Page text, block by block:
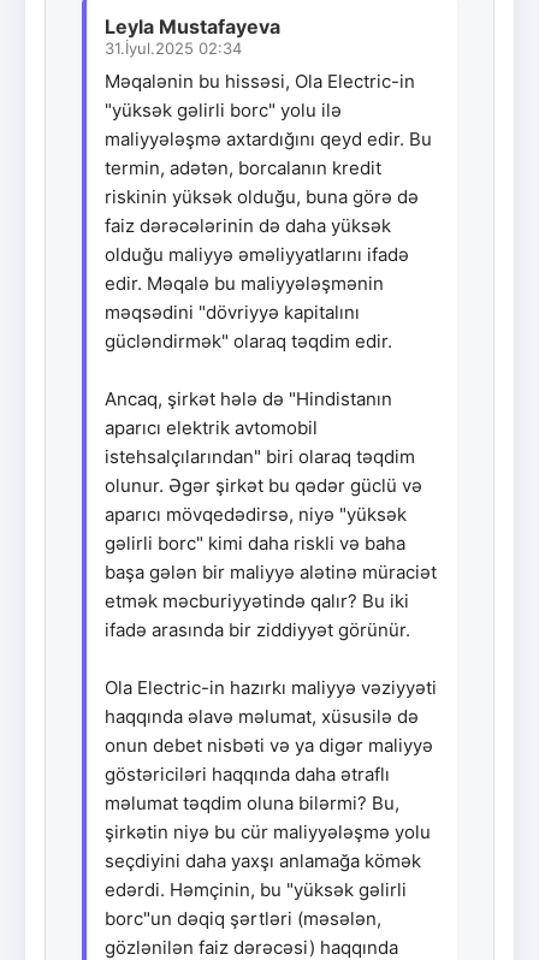
Leyla Mustafayeva
31.İyul.2025 02:34
Məqalənin bu hissəsi, Ola Electric-in
"yüksək gəlirli borc" yolu ilə
maliyyələşmə axtardığını qeyd edir. Bu
termin, adətən, borcalanın kredit
riskinin yüksək olduğu, buna görə də
faiz dərəcələrinin də daha yüksək
olduğu maliyyə əməliyyatlarını ifadə
edir. Məqalə bu maliyyələşmənin
məqsədini "dövriyyə kapitalını
gücləndirmək" olaraq təqdim edir.
Ancaq, şirkət hələ də "Hindistanın
aparıcı elektrik avtomobil
istehsalçılarından" biri olaraq təqdim
olunur. Əgər şirkət bu qədər güclü və
aparıcı mövqedədirsə, niyə "yüksək
gəlirli borc" kimi daha riskli və baha
başa gələn bir maliyyə alətinə müraciət
etmək məcburiyyətində qalır? Bu iki
ifadə arasında bir ziddiyyət görünür.
Ola Electric-in hazırkı maliyyə vəziyyəti
haqqında əlavə məlumat, xüsusilə də
onun debet nisbəti və ya digər maliyyə
göstəriciləri haqqında daha ətraflı
məlumat təqdim oluna bilərmi? Bu,
şirkətin niyə bu cür maliyyələşmə yolu
seçdiyini daha yaxşı anlamağa kömək
edərdi. Həmçinin, bu "yüksək gəlirli
borc"un dəqiq şərtləri (məsələn,
gözlənilən faiz dərəcəsi) haqqında